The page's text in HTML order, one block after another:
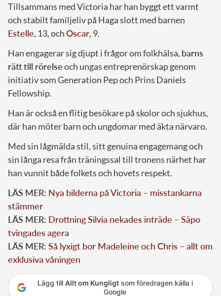
Tillsammans med Victoria har han byggt ett varmt
och stabilt familjeliv på Haga slott med barnen
Estelle, 13, ochOscar, 9.
Han engagerar sig djupt i frågor om folkhälsa, barns
rätt till rörelseoch ungas entreprenörskap genom
initiativ som Generation Pep och Prins Daniels
Fellowship.
Han är också en flitig besökare på skolor och sjukhus,
där han möter barn och ungdomar med äkta närvaro.
Med sin lågmälda stil, sitt genuina engagemang och
sin långa resa från träningssal till tronens närhet har
han vunnit både folkets och hovets respekt.
LÄS MER: Nya bilderna på Victoria – misstankarna
stämmer
LÄS MER: Drottning Silvia nekades inträde – Säpo
tvingades agera
LÄS MER: Så lyxigt bor Madeleine och Chris – allt om
exklusiva våningen
Lägg till Allt om Kungligtsom föredragen källa i
Google